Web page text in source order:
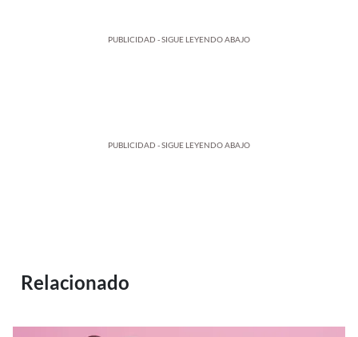
PUBLICIDAD - SIGUE LEYENDO ABAJO
PUBLICIDAD - SIGUE LEYENDO ABAJO
Relacionado